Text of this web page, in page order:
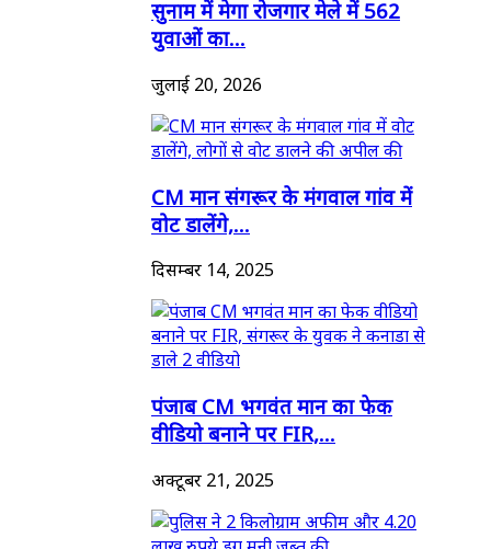
सुनाम में मेगा रोजगार मेले में 562
युवाओं का...
जुलाई 20, 2026
CM मान संगरूर के मंगवाल गांव में
वोट डालेंगे,...
दिसम्बर 14, 2025
पंजाब CM भगवंत मान का फेक
वीडियो बनाने पर FIR,...
अक्टूबर 21, 2025